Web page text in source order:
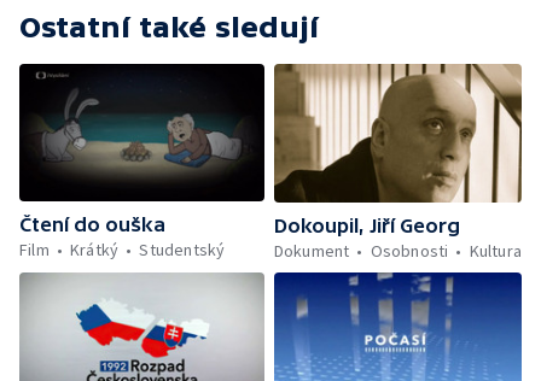
Ostatní také sledují
Čtení do ouška
Film
Krátký Studentský
Dokoupil, Jiří Georg
Dokument
Osobnosti Kultura